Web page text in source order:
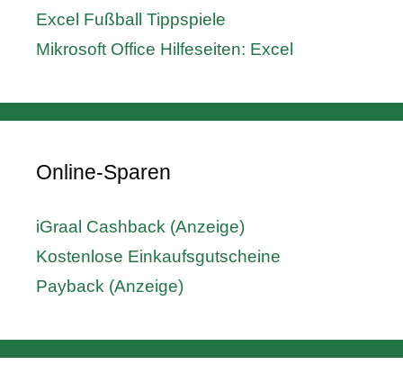
Excel Fußball Tippspiele
Mikrosoft Office Hilfeseiten: Excel
Online-Sparen
iGraal Cashback (Anzeige)
Kostenlose Einkaufsgutscheine
Payback (Anzeige)